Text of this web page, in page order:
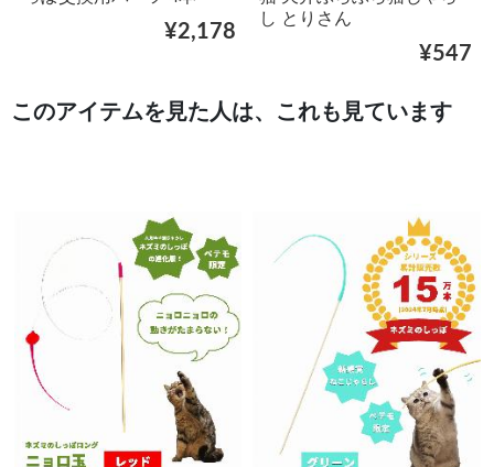
¥2,178
し とりさん
¥547
このアイテムを見た人は、これも見ています